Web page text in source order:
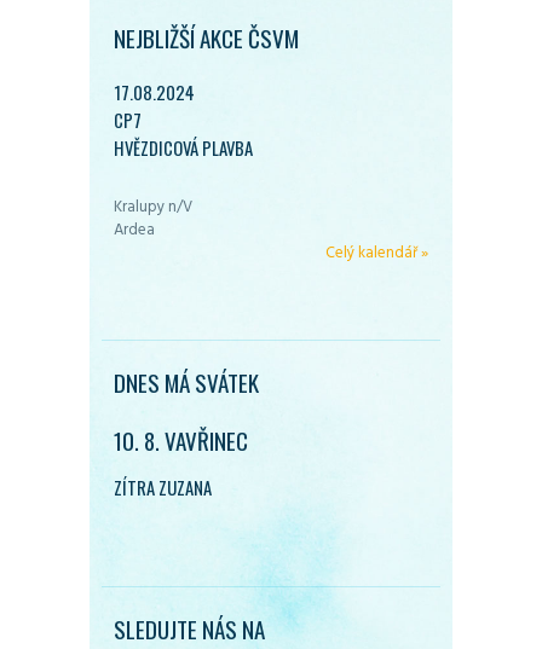
NEJBLIŽŠÍ AKCE ČSVM
17.08.2024
CP7
HVĚZDICOVÁ PLAVBA
Kralupy n/V
Ardea
Celý kalendář »
DNES MÁ SVÁTEK
10. 8. VAVŘINEC
ZÍTRA ZUZANA
SLEDUJTE NÁS NA